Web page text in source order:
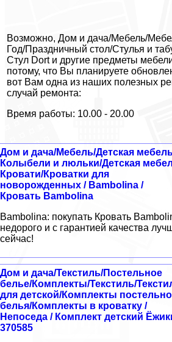
Возможно, Дом и дача/Мебель/
Год/Праздничный стол/Стулья и
Стул Dort и другие предметы
потому, что Вы планируете
вот Вам одна из наших полезных
случай ремонта:
Время работы: 10.00 - 20.00
Дом и дача/Мебель/Детская
Колыбели и люльки/Детская
Кровати/Кроватки для
новорожденных / Bambolina /
Кровать Bambolina
Bambolina: покупать Кровать
недорого и с гарантией качества
сейчас!
Дом и дача/Текстиль/Постельное
белье/Комплекты/Текстиль/
для детской/Комплекты
белья/Комплекты в кроватку /
Непоседа / Комплект детский
370585